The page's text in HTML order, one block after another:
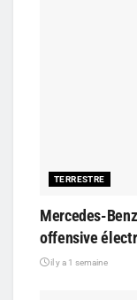
TERRESTRE
Mercedes-
offensive
il y a 1 semaine